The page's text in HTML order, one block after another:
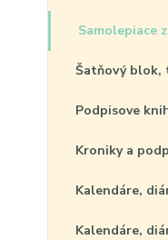
Samolepiace
Šatňový
Podpisove
Kroniky a
Kalendáre,
Kalendáre,